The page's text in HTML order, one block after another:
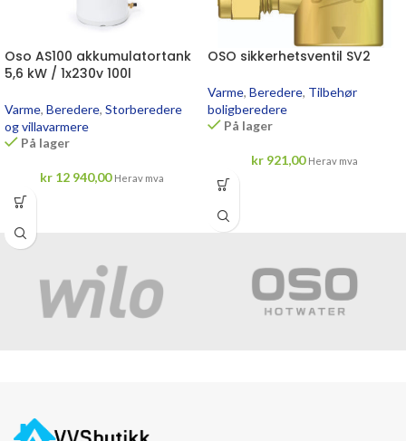
Oso AS100 akkumulatortank
5,6 kW / 1x230v 100l
Varme, Beredere, Storberedere
og villavarmere
På lager
kr12 940,00 Herav mva
OSO sikkerhetsventil SV2
Varme, Beredere, Tilbehør
boligberedere
På lager
kr 921,00 Herav mva